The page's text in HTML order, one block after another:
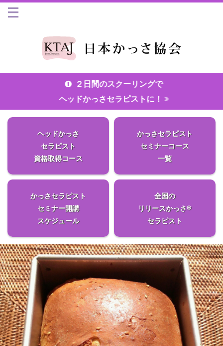
２日間のスクーリングで
ヘッドかっさセラピストに！
ヘッドかっさ
セラピスト
資格取得コース
かっさセラピスト
セミナーコース
一覧
かっさセラピスト
セミナー開講
スケジュール
全国の
リリースかっさ®
セラピスト